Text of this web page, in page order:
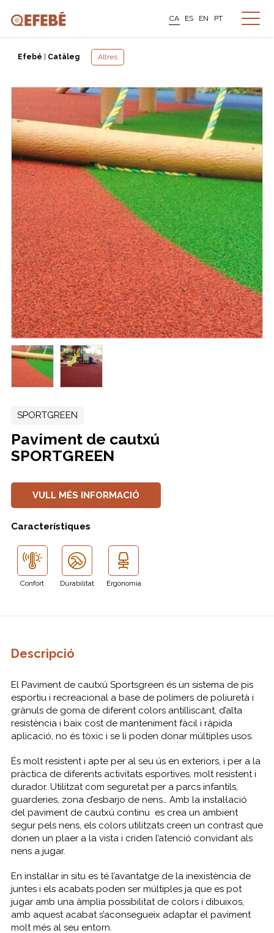
CA ES EN PT
Efebé Catàleg Altres
SPORTGREEN
Paviment de cautxú
SPORTGREEN
VULL MÉS INFORMACIÓ
Característiques
Confort Durabilitat Ergonomia
Descripció
El Paviment de cautxú Sportsgreen és un sistema de pis
esportiu i recreacional a base de polímers de poliuretà i
grànuls de goma de diferent colors antilliscant, d’alta
resistència i baix cost de manteniment fàcil i ràpida
aplicació, no és tòxic i se li poden donar múltiples usos.
És molt resistent i apte per al seu ús en exteriors, i per a la
pràctica de diferents activitats esportives, molt resistent i
durador. Utilitzat com seguretat per a parcs infantils,
guarderies, zona d’esbarjo de nens… Amb la instal·lació
del paviment de cautxú continu es crea un ambient
segur pels nens, els colors utilitzats creen un contrast que
donen un plaer a la vista i criden l’atenció convidant als
nens a jugar.
En instal·lar in situes té l’avantatge de la inexistència de
juntes i els acabats poden ser múltiples ja que es pot
jugar amb una àmplia possibilitat de colors i dibuixos,
amb aquest acabat s’aconsegueix adaptar el paviment
molt més al seu entorn.